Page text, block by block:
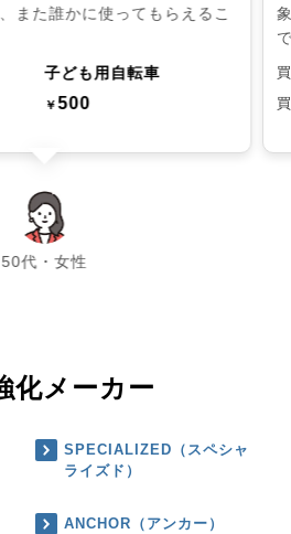
また誰かに使ってもらえるこ
子ども用自転車
￥500
50代・女性
chevron_left chevron_right
化メーカー
SPECIALIZED（スペシャ
ライズド）
ANCHOR（アンカー）